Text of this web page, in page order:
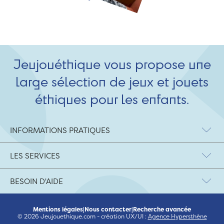
Jeujouéthique vous propose une
large sélection de jeux et jouets
éthiques pour les enfants.
INFORMATIONS PRATIQUES
LES SERVICES
BESOIN D'AIDE
Mentions légales|Nous contacter|Recherche avancée
© 2026 Jeujouethique.com - création UX/UI : Agence Hypersthène